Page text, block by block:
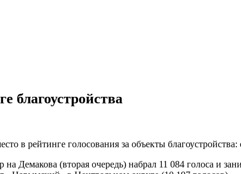
благоустройства
в рейтинге голосования за объекты
Демакова (вторая очередь) набрал 11 084 голоса и